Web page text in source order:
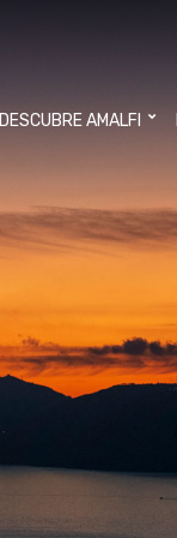
DESCUBRE AMALFI